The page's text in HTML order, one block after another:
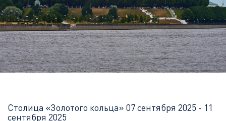
Столица «Золотого кольца» 07 сентября 2025 - 11
сентября 2025